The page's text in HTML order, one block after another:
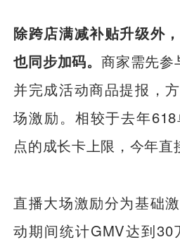
除跨店满减补贴升级外
也同步加码。商家需先参
并完成活动商品提报，
场激励。相较于去年
点的成长卡上限，今年直
直播大场激励分为基础
动期间统计GMV达到30